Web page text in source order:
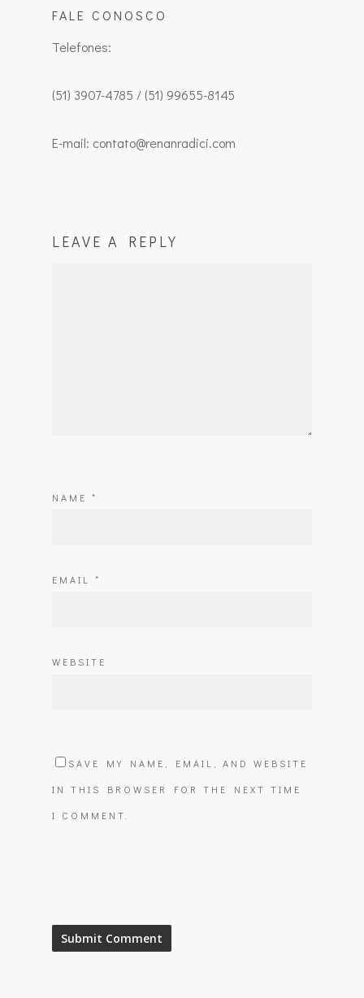
FALE CONOSCO
Telefones:
(51) 3907-4785 / (51) 99655-8145
E-mail: contato@renanradici.com
LEAVE A REPLY
NAME *
EMAIL *
WEBSITE
SAVE MY NAME, EMAIL, AND WEBSITE
IN THIS BROWSER FOR THE NEXT TIME
I COMMENT.